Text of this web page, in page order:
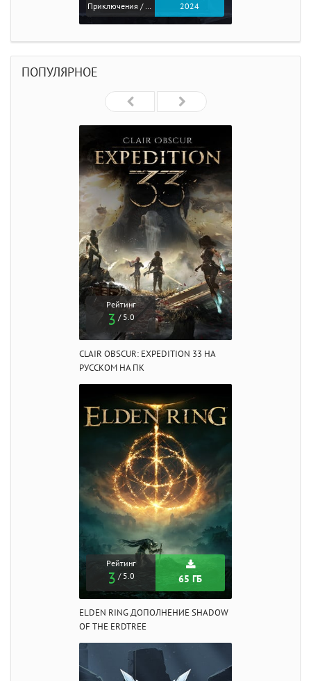
Приключения / Экшен 2024
ПОПУЛЯРНОЕ
Рейтинг
3 / 5.0
CLAIR OBSCUR: EXPEDITION 33 НА
РУССКОМ НА ПК
Рейтинг
3 / 5.0 65 ГБ
ELDEN RING ДОПОЛНЕНИЕ SHADOW
OF THE ERDTREE